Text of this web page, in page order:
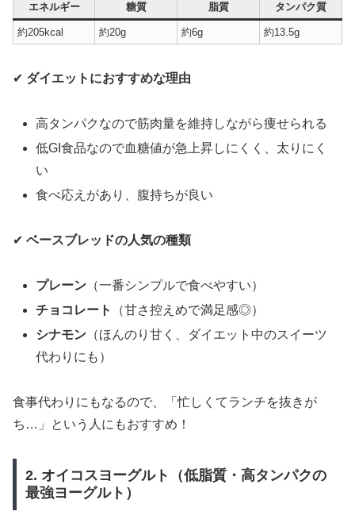
エネルギー 糖質 脂質 タンパク質
約205kcal 約20g 約6g 約13.5g
✔ ダイエットにおすすめな理由
高タンパクなので筋肉量を維持しながら痩せられる
低GI食品なので血糖値が急上昇しにくく、太りにく
い
食べ応えがあり、腹持ちが良い
✔ ベースブレッドの人気の種類
プレーン （一番シンプルで食べやすい）
チョコレート
（甘さ控えめで満足感◎）
シナモン （ほんのり甘く、ダイエット中のスイーツ
代わりにも）
食事代わりにもなるので、「忙しくてランチを抜きが
ち…」という人にもおすすめ！
2. オイコスヨーグルト（低脂質・高タンパクの
最強ヨーグルト）